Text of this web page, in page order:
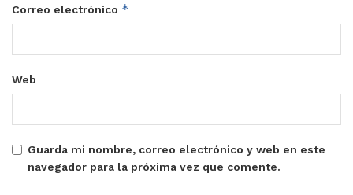
Correo electrónico *
Web
Guarda mi nombre, correo electrónico y web en este
navegador para la próxima vez que comente.